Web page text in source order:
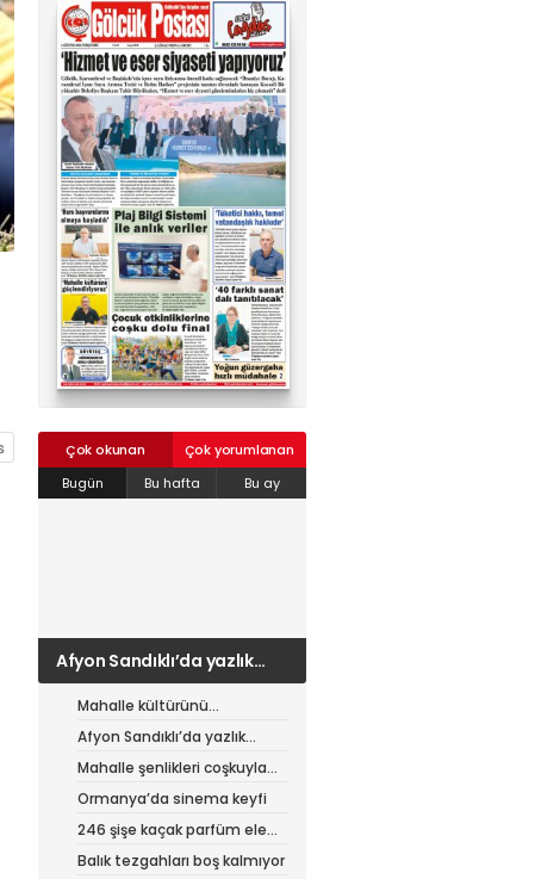
Çok okunan
Çok yorumlanan
Bugün
Bu hafta Bu ay
Afyon Sandıklı’da yazlık
patates hasadı
Mahalle kültürünü
canlandıran şenlik
Afyon Sandıklı’da yazlık
patates hasadı
Mahalle şenlikleri coşkuyla
sürüyor
Ormanya’da sinema keyfi
246 şişe kaçak parfüm ele
geçirildi
Balık tezgahları boş kalmıyor
02624132333
haber@golcukpostasi.com